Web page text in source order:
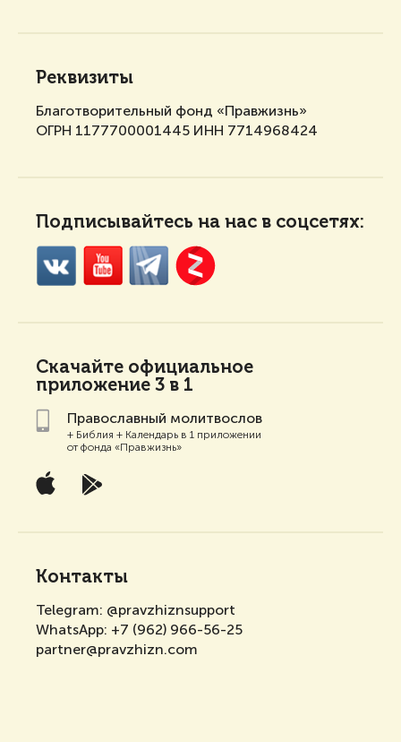
Реквизиты
Благотворительный фонд «Правжизнь»
ОГРН 1177700001445 ИНН 7714968424
Подписывайтесь на нас в соцсетях:
Скачайте официальное
приложение 3 в 1
Православный молитвослов
+ Библия + Календарь в 1 приложении
от фонда «Правжизнь»
Контакты
Telegram: @pravzhiznsupport
WhatsApp: +7 (962) 966-56-25
partner@pravzhizn.com